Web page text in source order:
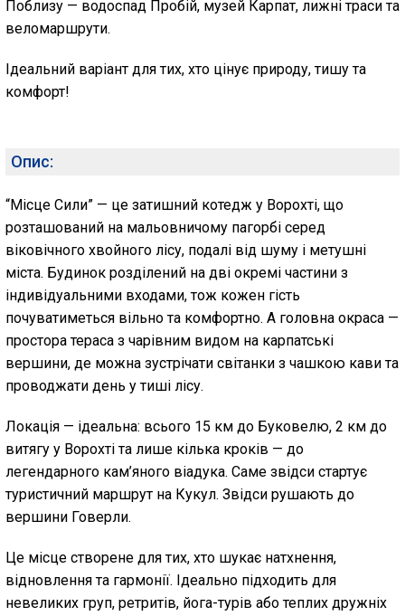
Поблизу — водоспад Пробій, музей Карпат, лижні траси та
веломаршрути.
Ідеальний варіант для тих, хто цінує природу, тишу та
комфорт!
Опис:
“Місце Сили” — це затишний котедж у Ворохті, що
розташований на мальовничому пагорбі серед
віковічного хвойного лісу, подалі від шуму і метушні
міста. Будинок розділений на дві окремі частини з
індивідуальними входами, тож кожен гість
почуватиметься вільно та комфортно. А головна окраса —
простора тераса з чарівним видом на карпатські
вершини, де можна зустрічати світанки з чашкою кави та
проводжати день у тиші лісу.
Локація — ідеальна: всього 15 км до Буковелю, 2 км до
витягу у Ворохті та лише кілька кроків — до
легендарного кам’яного віадука. Саме звідси стартує
туристичний маршрут на Кукул. Звідси рушають до
вершини Говерли.
Це місце створене для тих, хто шукає натхнення,
відновлення та гармонії. Ідеально підходить для
невеликих груп, ретритів, йога-турів або теплих дружніх